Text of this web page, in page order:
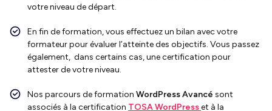
votre niveau de départ.
En fin de formation, vous effectuez un bilan avec votre
formateur pour évaluer l’atteinte des objectifs. Vous passez
également, dans certains cas, une certification pour
attester de votre niveau.
Nos parcours de formation WordPress Avancé sont
associés à la certification TOSA WordPresset à la